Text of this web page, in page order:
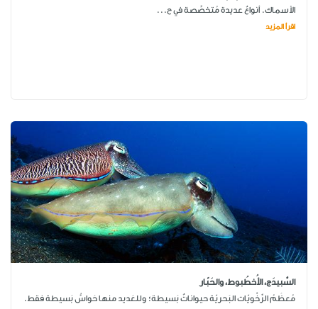
الأسماك. أنواعٌ عديدة مُتخصِّصة في ح...
اقرأ المزيد
السَّبيدَج، الأُخطُبوط، والحَبّار
مُعظَمُ الرِّخْويّات البَحريّة حيواناتٌ بَسيطة؛ وللعَديد منها حَواسُّ بَسيطة فقط.